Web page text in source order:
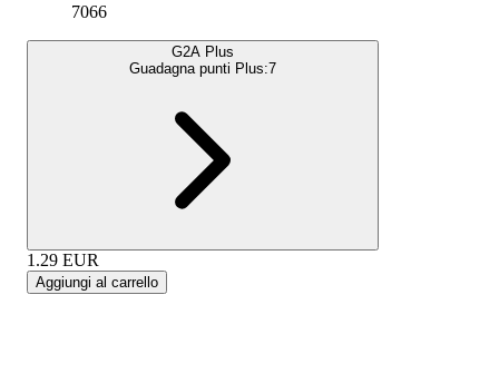
7066
G2A Plus
Guadagna punti Plus:7
1.29 EUR
Aggiungi al carrello